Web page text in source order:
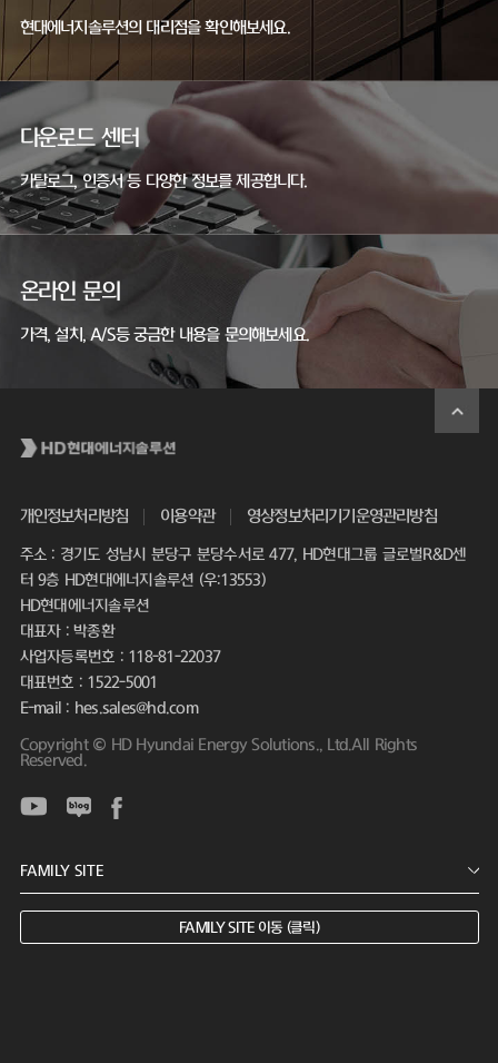
현대에너지솔루션의 대리점을 확인해보세요.
다운로드 센터
카탈로그, 인증서 등 다양한 정보를 제공합니다.
온라인 문의
가격, 설치, A/S등 궁금한 내용을 문의해보세요.
개인정보처리방침 이용약관 영상정보처리기기운영관리방침
주소 : 경기도 성남시 분당구 분당수서로 477, HD현대그룹 글로벌R&D센
터 9층 HD현대에너지솔루션 (우:13553)
HD현대에너지솔루션
대표자 : 박종환
사업자등록번호 : 118-81-22037
대표번호 : 1522-5001
E-mail : hes.sales@hd.com
Copyright © HD Hyundai Energy Solutions., Ltd.All Rights
Reserved.
FAMILY SITE 이동 (클릭)